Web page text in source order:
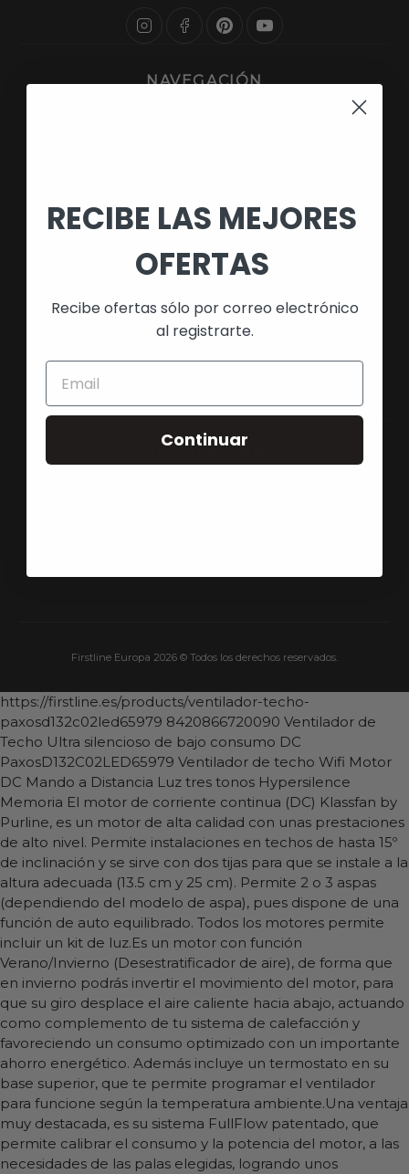
NAVEGACIÓN
Devoluciones y Reembolso
Aviso Legal
Política de Privacidad
Términos de Servicio
Firstline Europa 2026 © Todos los derechos reservados.
https://firstline.es/products/ventilador-techo-
paxosd132c02led65979 8420866720090 Ventilador de
Techo Ultra silencioso de bajo consumo DC
PaxosD132C02LED65979 Ventilador de techo Wifi Motor
DC Mando a Distancia Luz tres tonos Hypersilence
Memoria El motor de corriente continua (DC) Klassfan by
Purline, es un motor de alta calidad con unas prestaciones
de alto nivel. Permite instalaciones en techos de hasta 15º
de inclinación y se sirve con dos tijas para que se instale a la
altura adecuada (13.5 cm y 25 cm). Permite 2 o 3 aspas
(dependiendo del modelo de aspa), pues dispone de una
función de auto equilibrado. Todos los motores permite
incluir un kit de luz.Es un motor con función
Verano/Invierno (Desestratificador de aire), de forma que
en invierno podrás invertir el movimiento del motor, para
que su giro desplace el aire caliente hacia abajo, actuando
como complemento de tu sistema de calefacción y
favoreciendo un consumo optimizado con un importante
ahorro energético. Además incluye un termostato en su
base superior, que te permite programar el ventilador
para funcione según la temperatura ambiente.Una ventaja
muy destacada, es su sistema FullFlow patentado, que
permite calibrar el consumo y la potencia del motor, a las
necesidades de las palas elegidas, logrando unos
RECIBE LAS MEJORES
OFERTAS
Recibe ofertas sólo por correo electrónico
al registrarte.
Continuar